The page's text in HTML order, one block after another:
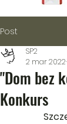
Post
"Dom bez
Konkurs
SP2
2 mar 2022